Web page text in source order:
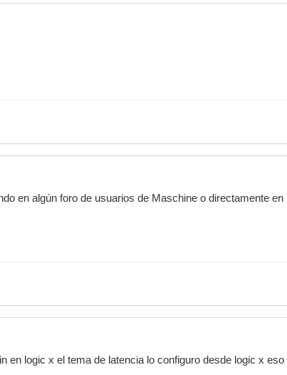
en algún foro de usuarios de Maschine o directamente en
en logic x el tema de latencia lo configuro desde logic x eso